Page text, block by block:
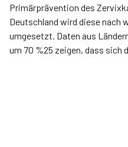
Primärprävention des
Deutschland wird diese nach
umgesetzt. Daten aus
um 70 %25 zeigen, dass sich